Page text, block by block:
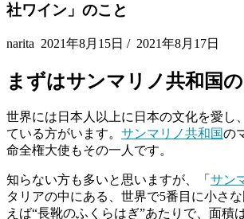
社ワイン」のこと
narita 2021年8月15日 / 2021年8月17日
まずはサンマリノ共和国
世界には日本人以上に日本の文化を愛し
ている方がいます。 サンマリノ共和国の
命全権大使もその一人です。
知らない方も多いと思いますが、「 サン
タリアの中にある、世界で5番目に小さ
えば“長靴のふくらはぎ”あたりで、面積